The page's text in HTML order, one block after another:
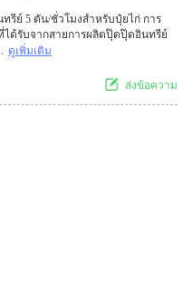
รีย์ 5 ตัน/ชั่วโมงสําหรับปุ๋ยไก่ การ
ด้รับจากสายการผลิตปุ๊ดปุ๊ดอินทรีย์
ดูเพิ่มเติม
ส่งข้อความ